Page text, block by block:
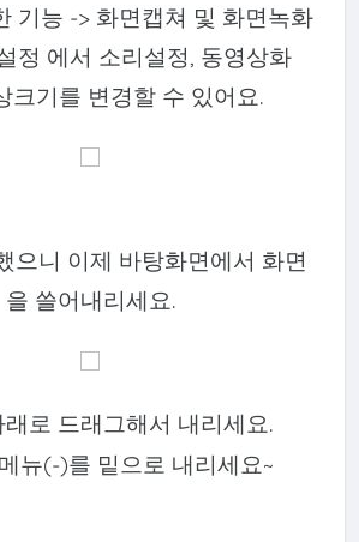
기능 -> 화면캡쳐 및 화면녹화
정 에서 소리설정, 동영상화
크기를 변경할 수 있어요.
으니 이제 바탕화면에서 화면
을 쓸어내리세요.
로 드래그해서 내리세요.
뉴(-)를 밑으로 내리세요~